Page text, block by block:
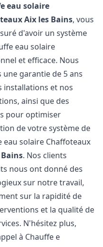
eau solaire
Aix les Bains, vous
d'avoir un système
eau solaire
et efficace. Nous
une garantie de 5 ans
installations et nos
ainsi que des
pour optimiser
de votre système de
eau solaire Chaffoteaux
. Nos clients
nous ont donné des
sur notre travail,
sur la rapidité de
et la qualité de
N'hésitez plus,
à Chauffe e